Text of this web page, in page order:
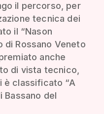
il percorso, per
tecnica dei
il “Nason
di Rossano Veneto
anche
di vista tecnico,
è classificato “A
Bassano del